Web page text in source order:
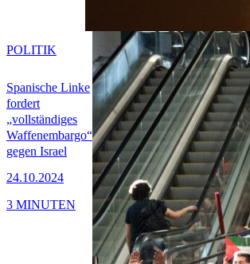
Spanische Linke
fordert
„vollständiges
Waffenembargo“
gegen Israel
24.10.2024
POLITIK
3 MINUTEN